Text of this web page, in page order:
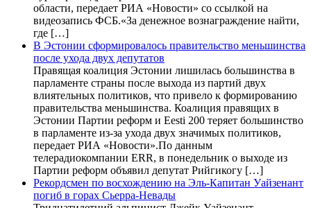
области, передает РИА «Новости» со ссылкой на
видеозапись ФСБ.«За денежное вознаграждение найти,
где […]
В Эстонии сформировалось правительство меньшинства
после ухода двух депутатов
Правящая коалиция Эстонии лишилась большинства в
парламенте страны после выхода из партий двух
влиятельных политиков, что привело к формированию
правительства меньшинства. Коалиция правящих в
Эстонии Партии реформ и Eesti 200 теряет большинство
в парламенте из-за ухода двух значимых политиков,
передает РИА «Новости».По данным
телерадиокомпании ERR, в понедельник о выходе из
Партии реформ объявил депутат Рийгикогу […]
Рекордсмен по восхождению на Эль-Капитан Уайзенант
погиб в горах Сьерра-Невады